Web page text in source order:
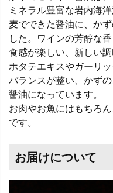
ミネラル豊富な岩内海
麦でできた醤油に、か
した。ワインの芳醇な
食感が楽しい、新しい調
ホタテエキスやガーリ
バランスが整い、かず
醤油になっています。
お肉やお魚にはもちろ
です。
お届けについて